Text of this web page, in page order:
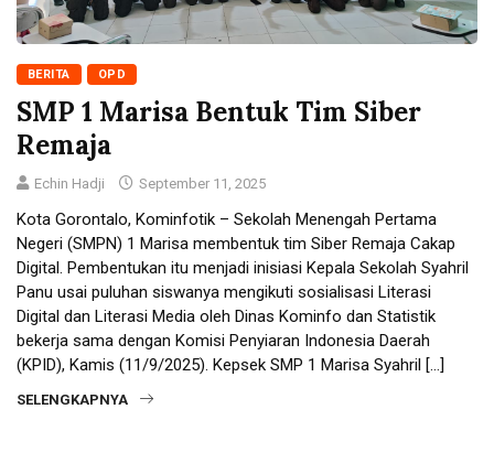
BERITA OPD
SMP 1 Marisa Bentuk Tim Siber
Remaja
Echin Hadji September 11, 2025
Kota Gorontalo, Kominfotik – Sekolah Menengah Pertama
Negeri (SMPN) 1 Marisa membentuk tim Siber Remaja Cakap
Digital. Pembentukan itu menjadi inisiasi Kepala Sekolah Syahril
Panu usai puluhan siswanya mengikuti sosialisasi Literasi
Digital dan Literasi Media oleh Dinas Kominfo dan Statistik
bekerja sama dengan Komisi Penyiaran Indonesia Daerah
(KPID), Kamis (11/9/2025). Kepsek SMP 1 Marisa Syahril […]
SELENGKAPNYA